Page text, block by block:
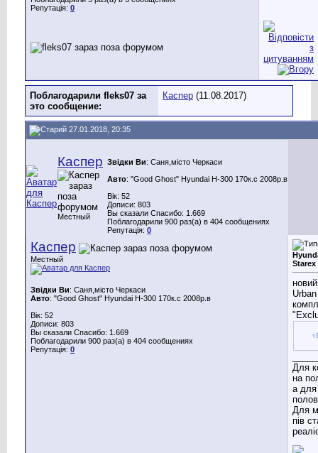
Репутація: 0
Поблагодарили fleks07 за
это сообщение:
Каспер (11.08.2017)
27.01.2018, 20:35
Каспер
Местный
Звідки Ви: Саня,місто Черкаси
Авто: "Good Ghost" Hyundai H-300 170к.с 2008р.в
Вік: 52
Дописи: 803
Вы сказали Спасибо: 1.669
Поблагодарили 900 раз(а) в 404 сообщениях
Репутація: 0
Каспер
Местный
Звідки Ви: Саня,місто Черкаси
Авто: "Good Ghost" Hyundai H-300 170к.с 2008р.в
Вік: 52
Дописи: 803
Вы сказали Спасибо: 1.669
Поблагодарили 900 раз(а) в 404 сообщениях
Репутація: 0
Starex
Для
на
а для
Для
пів